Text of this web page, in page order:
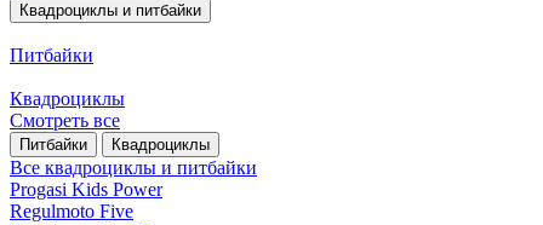
Квадроциклы и питбайки
Питбайки
Квадроциклы
Смотреть все
Питбайки Квадроциклы
Все квадроциклы и питбайки
Progasi Kids Power
Regulmoto Five